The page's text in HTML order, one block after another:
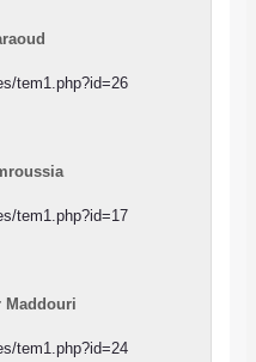
Fethi Karaoud :
tem1.php?id=26
Amroussia :
tem1.php?id=17
Maddouri :
tem1.php?id=24